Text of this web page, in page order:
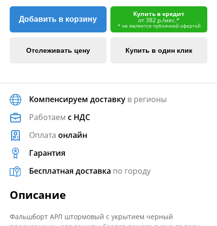
Добавить в корзину
Купить в кредит
от 382 р./мес.*
* не является публичной офертой
Отслеживать цену Купить в один клик
Компенсируем доставку в регионы
Работаем с НДС
Оплата онлайн
Гарантия
Бесплатная доставка по городу
Описание
Фальшборт АРЛ штормовый с укрытием черный